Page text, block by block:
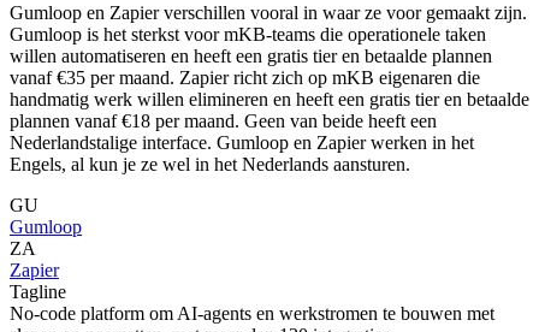
Gumloop en Zapier verschillen vooral in waar ze voor gemaakt zijn.
Gumloop is het sterkst voor mKB-teams die operationele taken
willen automatiseren en heeft een gratis tier en betaalde plannen
vanaf €35 per maand. Zapier richt zich op mKB eigenaren die
handmatig werk willen elimineren en heeft een gratis tier en betaalde
plannen vanaf €18 per maand. Geen van beide heeft een
Nederlandstalige interface. Gumloop en Zapier werken in het
Engels, al kun je ze wel in het Nederlands aansturen.
GU
Gumloop
ZA
Zapier
Tagline
No-code platform om AI-agents en werkstromen te bouwen met